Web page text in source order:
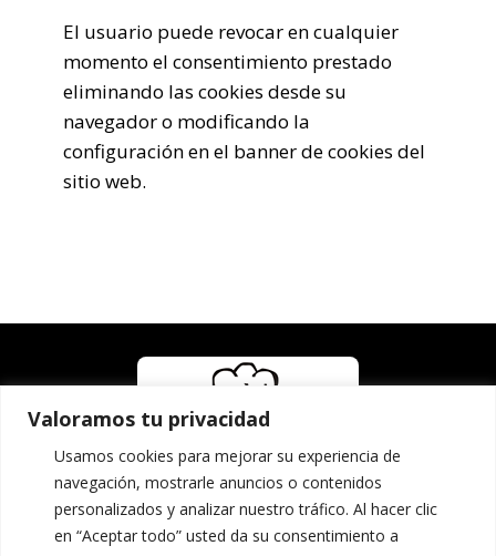
Valoramos tu privacidad
Usamos cookies para mejorar su experiencia de
navegación, mostrarle anuncios o contenidos
personalizados y analizar nuestro tráfico. Al hacer clic
en “Aceptar todo” usted da su consentimiento a
El usuario puede revocar en cualquier
momento el consentimiento prestado
eliminando las cookies desde su
navegador o modificando la
configuración en el banner de cookies del
sitio web.